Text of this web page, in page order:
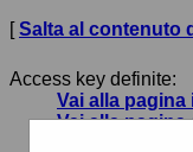
[Salta al contenuto
Access key definite:
Vai alla pagina
Vai alla